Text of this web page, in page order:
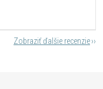
Zobraziť ďalšie recenzie